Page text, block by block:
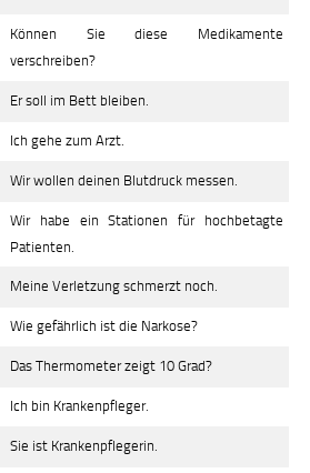
Können Sie diese Medikamente
verschreiben?
Er soll im Bett bleiben.
Ich gehe zum Arzt.
Wir wollen deinen Blutdruck messen.
Wir habe ein Stationen für hochbetagte
Patienten.
Meine Verletzung schmerzt noch.
Wie gefährlich ist die Narkose?
Das Thermometer zeigt 10 Grad?
Ich bin Krankenpfleger.
Sie ist Krankenpflegerin.